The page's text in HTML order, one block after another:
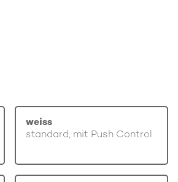
weiss
standard, mit Push Control